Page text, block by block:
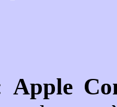
Apple